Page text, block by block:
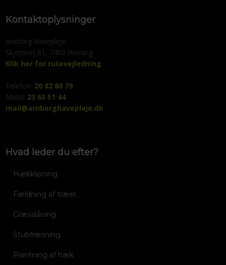
Kontaktoplysninger
Arnborg Havepleje
Skjernvej 61, 7400 Herning
Klik her for rutevejledning
​Telefon: ​ 20 82 80 79
Mobil: 23 63 51 44
mail@arnborghavepleje.dk
Hvad leder du efter?
Hækklipning
Fældning af træer
Græsslåning
Stubfræsning
Plantning af hæk